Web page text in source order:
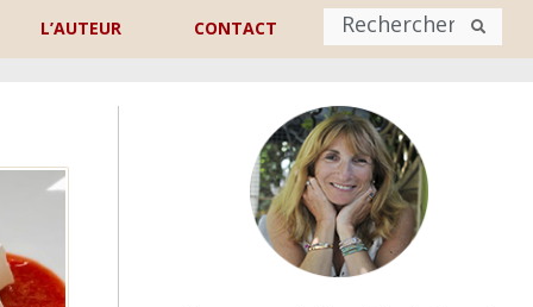
L’AUTEUR CONTACT
Nom
Adresse de contact